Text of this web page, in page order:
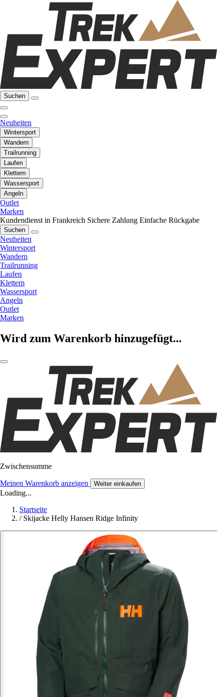
Suchen
Neuheiten
Wintersport
Wandern
Trailrunning
Laufen
Klettern
Wassersport
Angeln
Outlet
Marken
Kundendienst in Frankreich Sichere Zahlung Einfache Rückgabe
Suchen
Neuheiten
Wintersport
Wandern
Trailrunning
Laufen
Klettern
Wassersport
Angeln
Outlet
Marken
Wird zum Warenkorb hinzugefügt...
Zwischensumme
Meinen Warenkorb anzeigen Weiter einkaufen
Loading...
Startseite
/ Skijacke Helly Hansen Ridge Infinity